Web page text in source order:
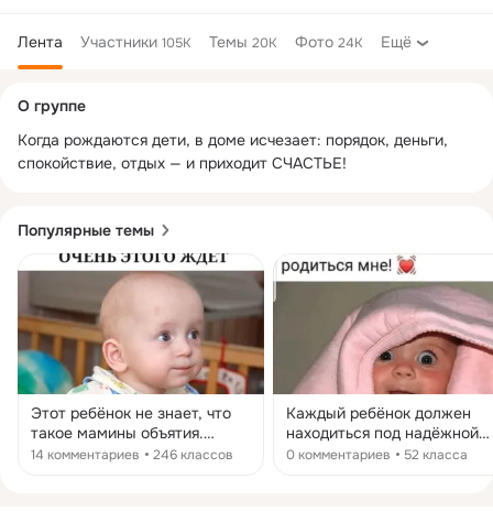
Лента Участники 105K Темы 20K Фото 24K Ещё
Популярные темы
Этот ребёнок не знает, что
такое мамины объятия.
Откликнется ли ваше сердце
14 комментариев 246 классов
Каждый ребёнок должен
находиться под надёжной
защитой Дети и внуки –
0 комментариев 52 класса
колонка
О группе
Когда рождаются дети, в доме исчезает: порядок, деньги,
спокойствие, отдых — и приходит СЧАСТЬЕ!